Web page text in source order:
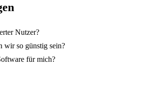
Nutzer?
wir so günstig sein?
für mich?